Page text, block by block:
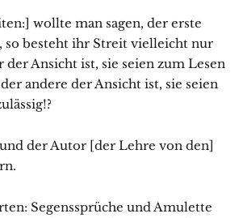
wollte man sagen, der erste
so besteht ihr Streit vielleicht nur
Ansicht ist, sie seien zum Lesen
andere der Ansicht ist, sie seien
der Autor [der Lehre von den]
Segenssprüche und Amulette